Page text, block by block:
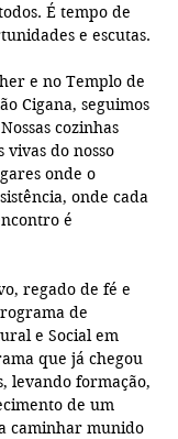
É tempo de
e escutas.
e no Templo de
Cigana, seguimos
cozinhas
vivas do nosso
onde o
onde cada
é
regado de fé e
de
e Social em
que já chegou
levando formação,
de um
caminhar munido